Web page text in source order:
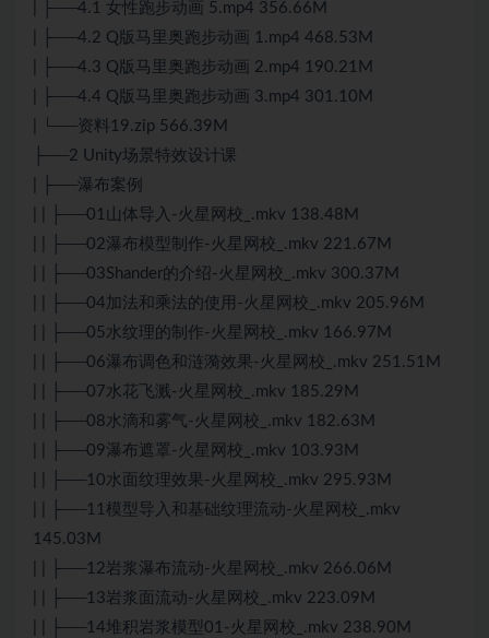
| ├──4.1 女性跑步动画 5.mp4 356.66M
| ├──4.2 Q版马里奥跑步动画 1.mp4 468.53M
| ├──4.3 Q版马里奥跑步动画 2.mp4 190.21M
| ├──4.4 Q版马里奥跑步动画 3.mp4 301.10M
| └──资料19.zip 566.39M
├──2 Unity场景特效设计课
| ├──瀑布案例
| | ├──01山体导入-火星网校_.mkv 138.48M
| | ├──02瀑布模型制作-火星网校_.mkv 221.67M
| | ├──03Shander的介绍-火星网校_.mkv 300.37M
| | ├──04加法和乘法的使用-火星网校_.mkv 205.96M
| | ├──05水纹理的制作-火星网校_.mkv 166.97M
| | ├──06瀑布调色和涟漪效果-火星网校_.mkv 251.51M
| | ├──07水花飞溅-火星网校_.mkv 185.29M
| | ├──08水滴和雾气-火星网校_.mkv 182.63M
| | ├──09瀑布遮罩-火星网校_.mkv 103.93M
| | ├──10水面纹理效果-火星网校_.mkv 295.93M
| | ├──11模型导入和基础纹理流动-火星网校_.mkv
145.03M
| | ├──12岩浆瀑布流动-火星网校_.mkv 266.06M
| | ├──13岩浆面流动-火星网校_.mkv 223.09M
| | ├──14堆积岩浆模型01-火星网校_.mkv 238.90M